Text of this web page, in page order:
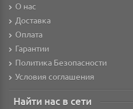
О нас
Доставка
Оплата
Гарантии
Политика Безопасности
Условия соглашения
Найти нас в сети